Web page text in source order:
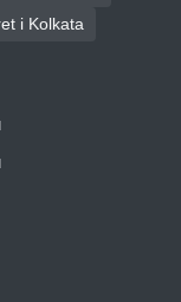
i Kolkata